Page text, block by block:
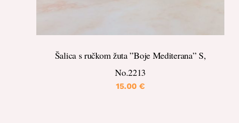
Šalica s ručkom žuta ”Boje Mediterana” S,
No.2213
15.00€